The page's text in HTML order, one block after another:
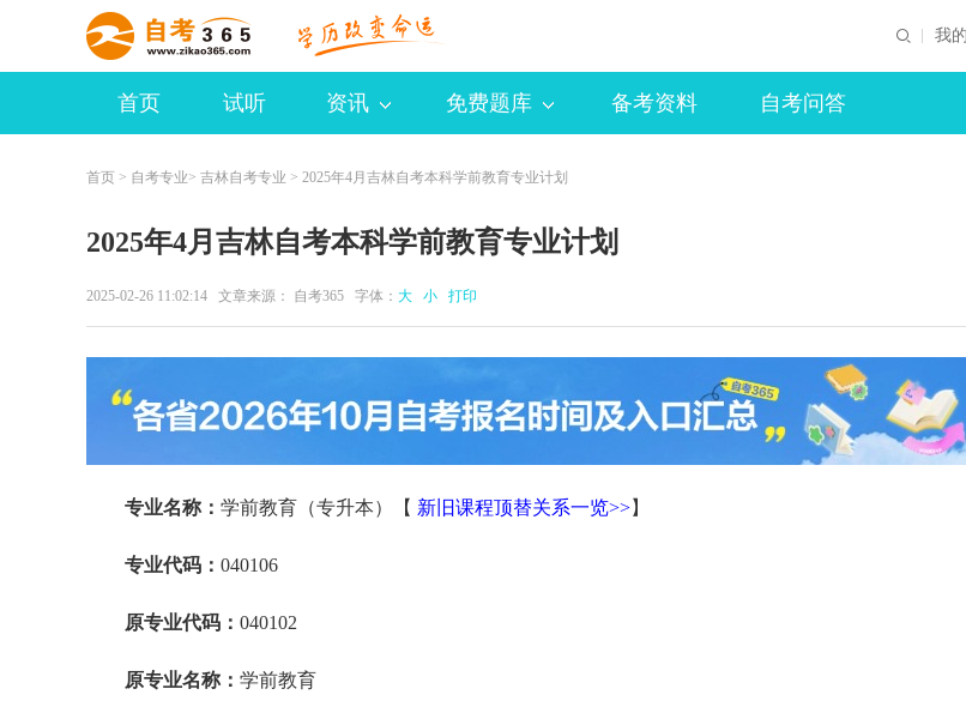
我
首页 试听 资讯 免费题库 备考资料 自考问答
首页 > 自考专业> 吉林自考专业 > 2025年4月吉林自考本科学前教育专业计划
2025年4月吉林自考本科学前教育专业计划
2025-02-26 11:02:14 文章来源： 自考365 字体： 大 小 打印
专业名称： 学前教育（专升本）【 新旧课程顶替关系一览>>】
专业代码： 040106
原专业代码： 040102
原专业名称： 学前教育